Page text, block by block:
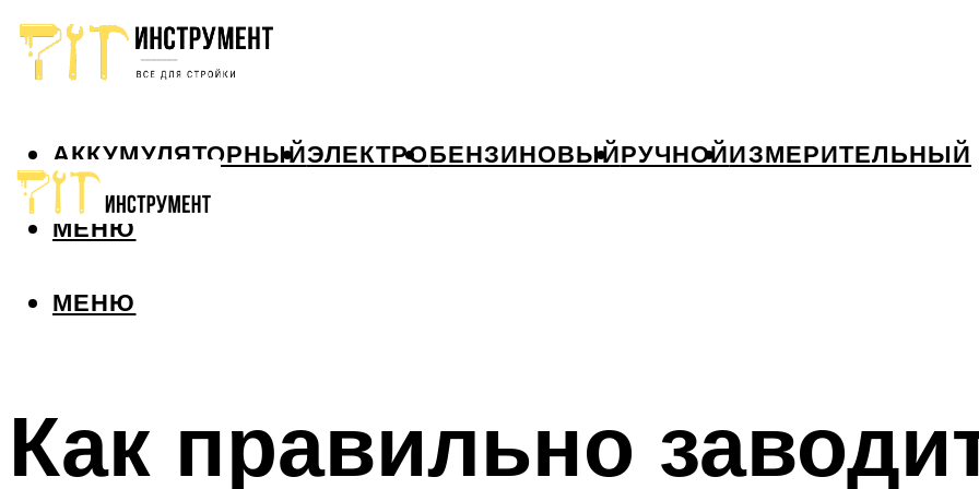
АККУМУЛЯТОРНЫЙЭЛЕКТРОБЕНЗИНОВЫЙРУЧНОЙИЗМЕРИТЕЛЬНЫЙ
МЕНЮ
МЕНЮ
Как правильно